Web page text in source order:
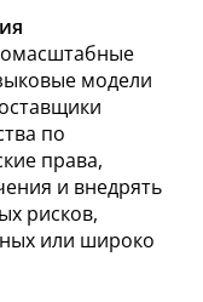
модели
по
права,
и внедрять
рисков,
или широко